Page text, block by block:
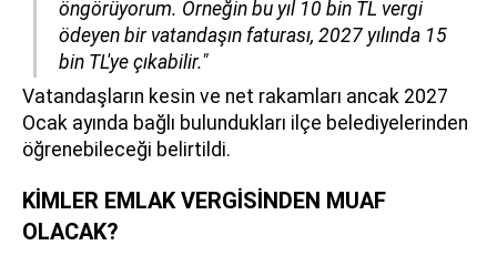
öngörüyorum. Örneğin bu yıl 10 bin TL vergi
ödeyen bir vatandaşın faturası, 2027 yılında 15
bin TL'ye çıkabilir."
Vatandaşların kesin ve net rakamları ancak 2027
Ocak ayında bağlı bulundukları ilçe belediyelerinden
öğrenebileceği belirtildi.
KİMLER EMLAK VERGİSİNDEN MUAF
OLACAK?